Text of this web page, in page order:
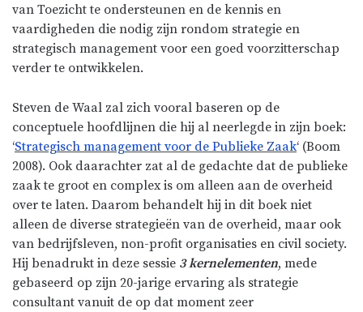
van Toezicht te ondersteunen en de kennis en
vaardigheden die nodig zijn rondom strategie en
strategisch management voor een goed voorzitterschap
verder te ontwikkelen.
Steven de Waal zal zich vooral baseren op de
conceptuele hoofdlijnen die hij al neerlegde in zijn boek:
‘Strategisch management voor de Publieke Zaak‘ (Boom
2008). Ook daarachter zat al de gedachte dat de publieke
zaak te groot en complex is om alleen aan de overheid
over te laten. Daarom behandelt hij in dit boek niet
alleen de diverse strategieën van de overheid, maar ook
van bedrijfsleven, non-profit organisaties en civil society.
Hij benadrukt in deze sessie 3 kernelementen, mede
gebaseerd op zijn 20-jarige ervaring als strategie
consultant vanuit de op dat moment zeer